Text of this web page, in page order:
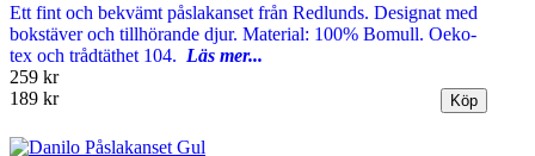
Ett fint och bekvämt påslakanset från Redlunds. Designat med
bokstäver och tillhörande djur. Material: 100% Bomull. Oeko-
tex och trådtäthet 104. Läs mer...
259 kr
189 kr